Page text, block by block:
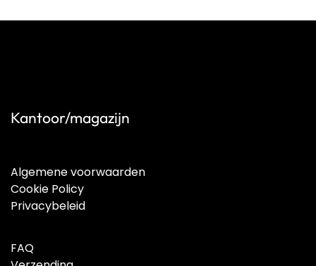
Kantoor/magazijn
Algemene voorwaarden
Cookie Policy
Privacybeleid
FAQ